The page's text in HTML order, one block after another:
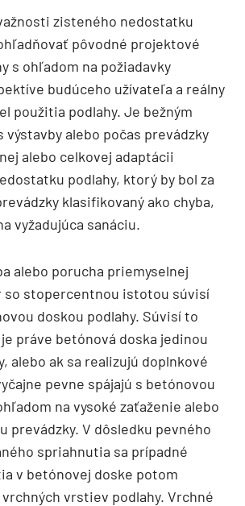
zisteného nedos­tatku
pôvodné projektové
s ohľadom na požiadavky
budúceho užívateľa a reálny
použitia podlahy. Je bežným
výstavby alebo počas prevádzky
alebo celkovej adaptácii
podlahy, ktorý by bol za
klasifikovaný ako chyba,
vyžadujúca sanáciu.
alebo porucha priemyselnej
so stopercentnou istotou súvisí
doskou podlahy. Súvisí to
práve betónová doska jedinou
alebo ak sa realizujú doplnkové
pevne spájajú s betónovou
na vysoké zaťaženie alebo
prevádzky. V dôsledku pevného
spriahnutia sa prípadné
v betónovej doske potom
vrstiev podlahy. Vrchné